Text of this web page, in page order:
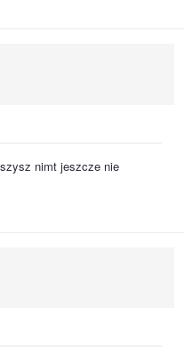
nimt jeszcze nie